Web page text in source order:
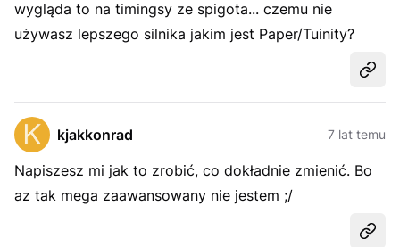
wygląda to na timingsy ze spigota... czemu nie
używasz lepszego silnika jakim jest Paper/Tuinity?
kjakkonrad 7 lat temu
Napiszesz mi jak to zrobić, co dokładnie zmienić. Bo
az tak mega zaawansowany nie jestem ;/